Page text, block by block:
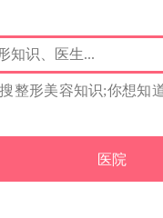
整形美容知识;你想知
医院